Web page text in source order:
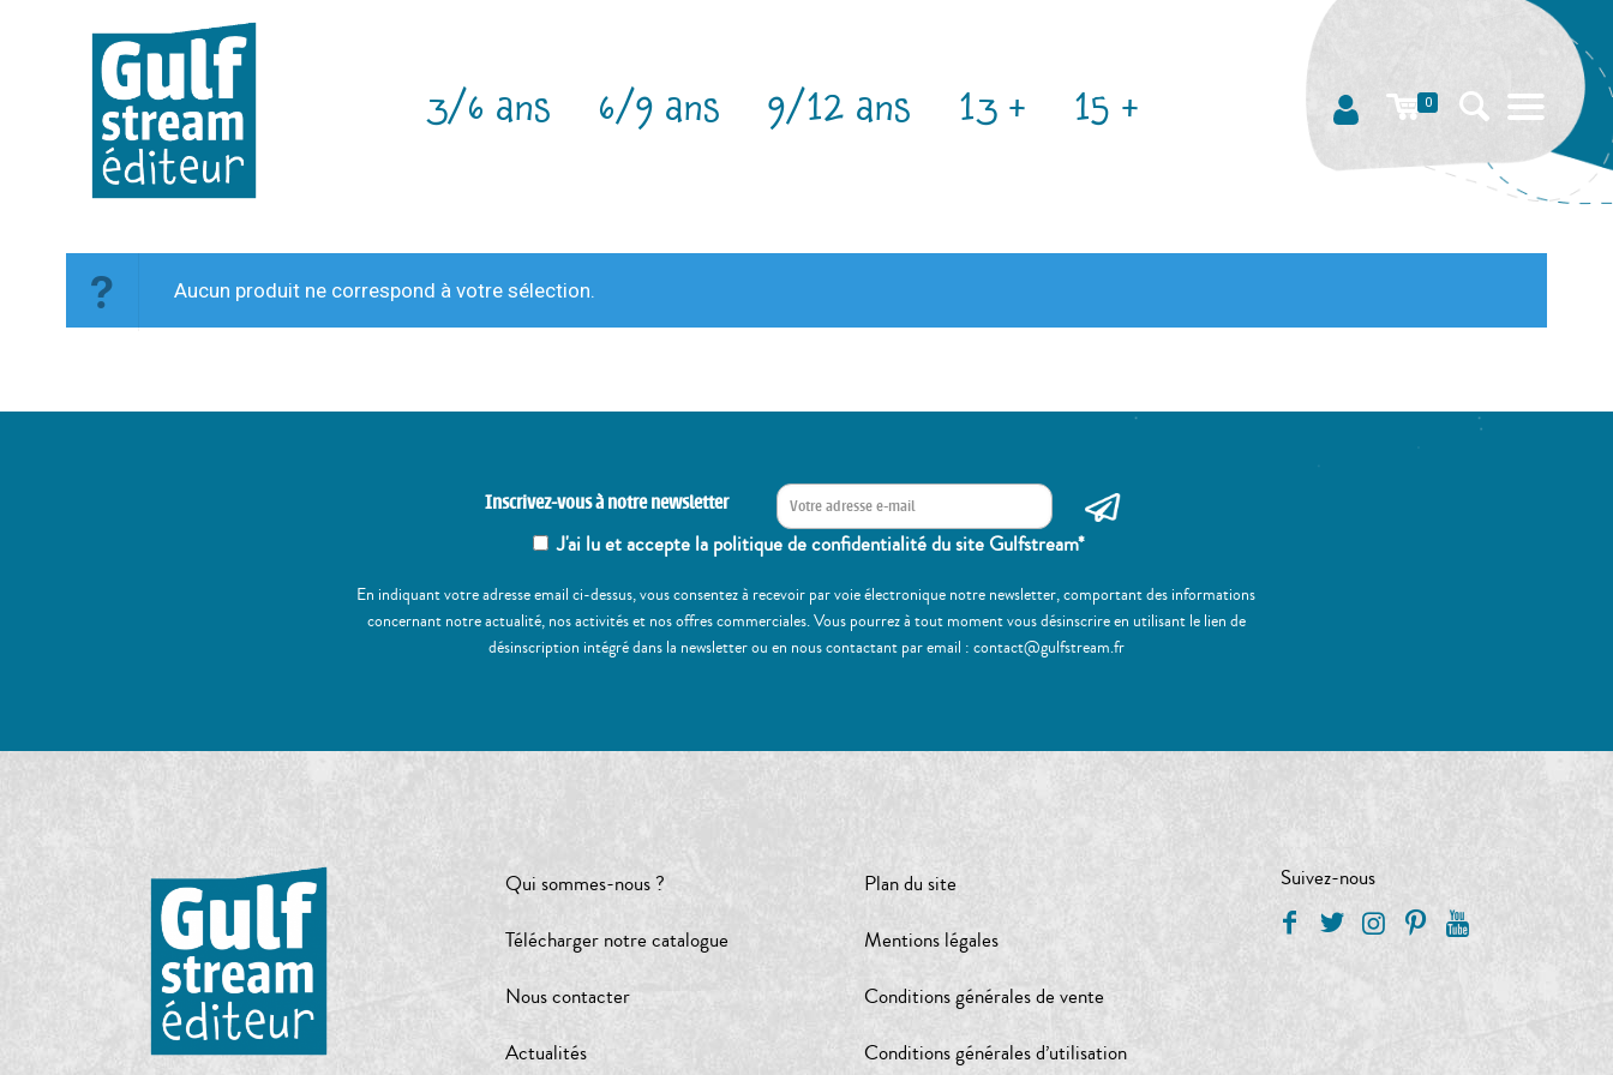
3/6 ans 6/9 ans 9/12 ans 13 + 15 + 0
Aucun produit ne correspond à votre sélection.
Inscrivez-vous à notre newsletter
J'ai lu et accepte la politique de confidentialité du site Gulfstream*
En indiquant votre adresse email ci-dessus, vous consentez à recevoir par voie électronique notre newsletter, comportant des informations
concernant notre actualité, nos activités et nos offres commerciales. Vous pourrez à tout moment vous désinscrire en utilisant le lien de
désinscription intégré dans la newsletter ou en nous contactant par email : contact@gulfstream.fr
Qui sommes-nous ?
Télécharger notre catalogue
Nous contacter
Actualités
Plan du site
Mentions légales
Conditions générales de vente
Conditions générales d’utilisation
Suivez-nous